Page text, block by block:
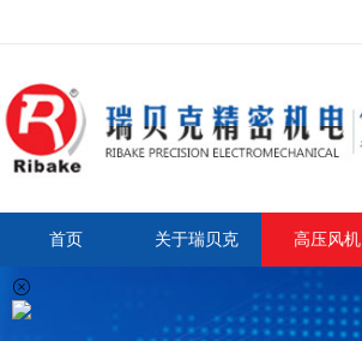
首页 关于瑞贝克 高压风机